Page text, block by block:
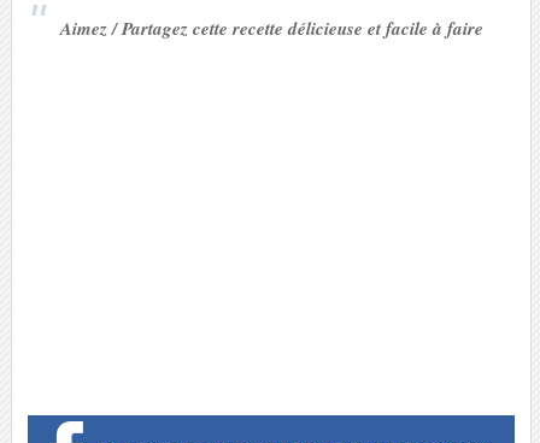
Aimez / Partagez cette recette délicieuse et facile à faire